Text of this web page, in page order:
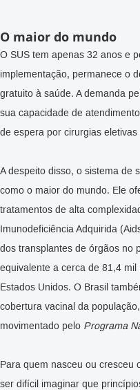
O maior do mundo
O SUS tem apenas 32 anos e
implementação, permanece o
gratuito à saúde. A demanda
sua capacidade de
de espera por cirurgias eletivas
A despeito disso, o sistema de
como o maior do mundo. Ele
tratamentos de alta
Imunodeficiência Adquirida
dos transplantes de órgãos no
equivalente a cerca de 81,4
Estados Unidos. O Brasil
cobertura vacinal da
movimentado pelo Programa
Para quem nasceu ou cresceu
ser difícil imaginar que